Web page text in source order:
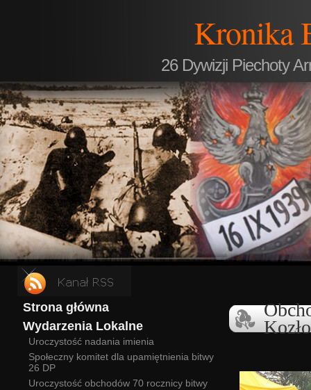
Kronika
26 Dywizji Piechoty
Strona główna
Wydarzenia Lokalne
Uroczystość nadania imienia
Społeczny komitet dla upamiętnienia bitwy
26 DP
Uroczystość obchodów 70 rocznicy bitwy